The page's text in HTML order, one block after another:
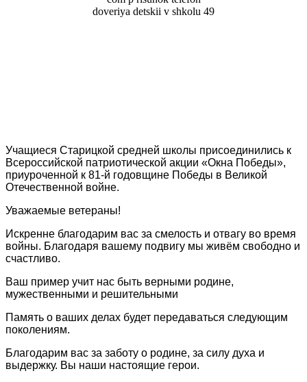
Учащиеся Старицкой средней школы присоединились к
Всероссийской патриотической акции «Окна Победы»,
приуроченной к 81-й годовщине Победы в Великой
Отечественной войне.
Уважаемые ветераны!
Искренне благодарим вас за смелость и отвагу во время
войны. Благодаря вашему подвигу мы живём свободно и
счастливо.
Ваш пример учит нас быть верными родине,
мужественными и решительными
Память о ваших делах будет передаваться следующим
поколениям.
Благодарим вас за заботу о родине, за силу духа и
выдержку. Вы наши настоящие герои.